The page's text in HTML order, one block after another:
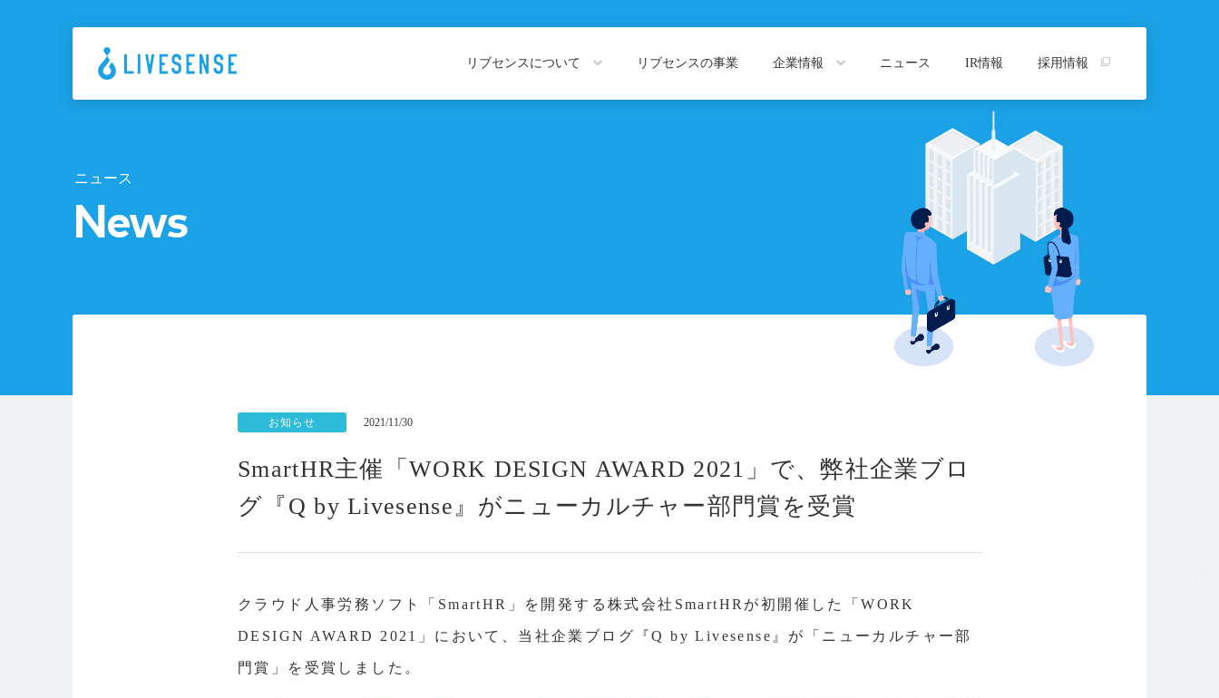
リブセンスについて リブセンスの事業 企業情報
沿革
アルムナイの方はこちら
ニュース IR情報 採用情報
ニュース
News
お知らせ 2021/11/30
SmartHR主催「WORK DESIGN AWARD 2021」で、弊社企業ブロ
グ『Q by Livesense』がニューカルチャー部門賞を受賞
クラウド人事労務ソフト「SmartHR」を開発する株式会社SmartHRが初開催した「WORK
DESIGN AWARD 2021」において、当社企業ブログ『Q by Livesense』が「ニューカルチャー部
門賞」を受賞しました。